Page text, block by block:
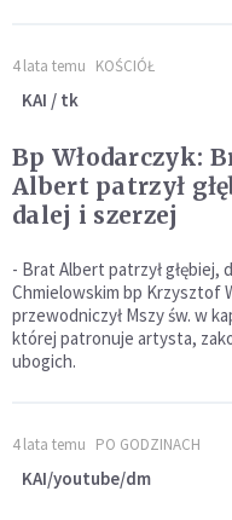
4 lata temu KOŚCIÓŁ
KAI / tk
Bp Włodarczyk:
Albert patrzył
dalej i szerzej
- Brat Albert patrzył głębiej,
Chmielowskim bp Krzysztof
przewodniczył Mszy św. w
której patronuje artysta,
ubogich.
4 lata temu PO GODZINACH
KAI/youtube/dm